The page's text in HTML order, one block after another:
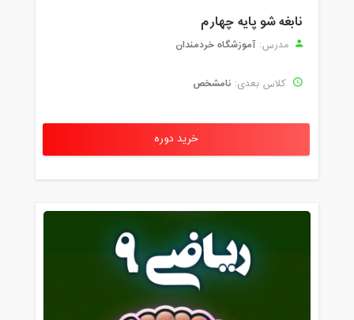
نابغه شو پایه چهارم
مدرس: آموزشگاه خردمندان
کلاس بعدی: نامشخص
خرید دوره